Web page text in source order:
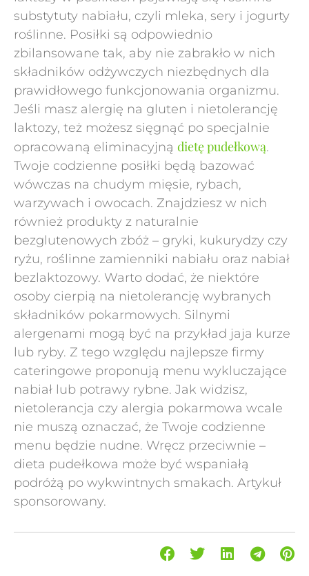
substytuty nabiału, czyli mleka, sery i jogurty
roślinne. Posiłki są odpowiednio
zbilansowane tak, aby nie zabrakło w nich
składników odżywczych niezbędnych dla
prawidłowego funkcjonowania organizmu.
Jeśli masz alergię na gluten i nietolerancję
laktozy, też możesz sięgnąć po specjalnie
opracowaną eliminacyjną dietę pudełkową.
Twoje codzienne posiłki będą bazować
wówczas na chudym mięsie, rybach,
warzywach i owocach. Znajdziesz w nich
również produkty z naturalnie
bezglutenowych zbóż – gryki, kukurydzy czy
ryżu, roślinne zamienniki nabiału oraz nabiał
bezlaktozowy. Warto dodać, że niektóre
osoby cierpią na nietolerancję wybranych
składników pokarmowych. Silnymi
alergenami mogą być na przykład jaja kurze
lub ryby. Z tego względu najlepsze firmy
cateringowe proponują menu wykluczające
nabiał lub potrawy rybne. Jak widzisz,
nietolerancja czy alergia pokarmowa wcale
nie muszą oznaczać, że Twoje codzienne
menu będzie nudne. Wręcz przeciwnie –
dieta pudełkowa może być wspaniałą
podróżą po wykwintnych smakach. Artykuł
sponsorowany.